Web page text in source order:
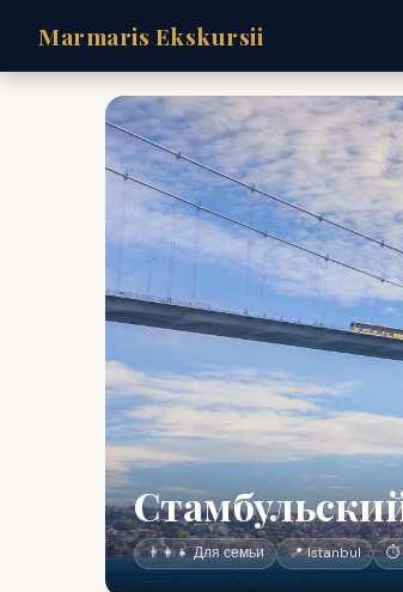
Marmaris Ekskursii
👨‍👩‍👧 Для семьи 📍 Istanbul ⏱